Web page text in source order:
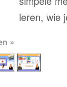
leren, wie
»